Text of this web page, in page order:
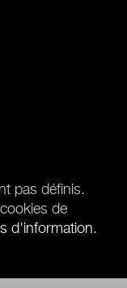
pas définis.
de
d'information.